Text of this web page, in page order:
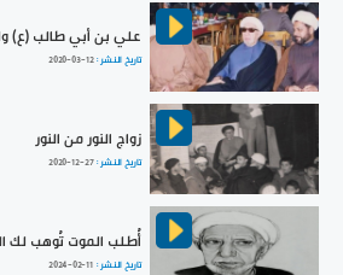
علي بن أبي طالب (ع)
تاريخ النشر :2020-03-12
زواج النور من النور
تاريخ النشر :2020-12-27
أُطلب الموت تُوهب لك
تاريخ النشر : 2024-02-11